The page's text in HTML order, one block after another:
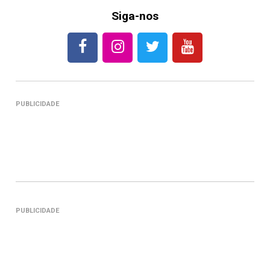
Siga-nos
PUBLICIDADE
PUBLICIDADE